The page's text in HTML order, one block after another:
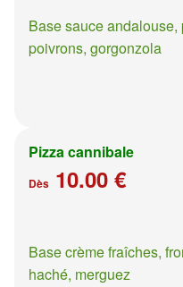
Base sauce
poivrons, gorgonzola
Pizza cannibale
Dès 10.00 €
Base crème fraîches,
haché, merguez